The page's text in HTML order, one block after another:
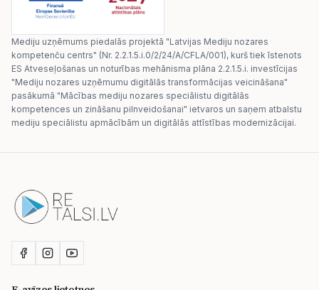
Mediju uzņēmums piedalās projektā "Latvijas Mediju nozares
kompetenču centrs" (Nr. 2.2.1.5.i.0/2/24/A/CFLA/001), kurš tiek īstenots
ES Atveseļošanas un noturības mehānisma plāna 2.2.1.5.i. investīcijas
"Mediju nozares uzņēmumu digitālās transformācijas veicināšana"
pasākumā "Mācības mediju nozares speciālistu digitālās
kompetences un zināšanu pilnveidošanai" ietvaros un saņem atbalstu
mediju speciālistu apmācībām un digitālās attīstības modernizācijai.